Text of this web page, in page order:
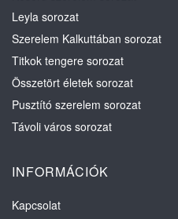
Leyla sorozat
Szerelem Kalkuttában sorozat
Titkok tengere sorozat
Összetört életek sorozat
Pusztító szerelem sorozat
Távoli város sorozat
INFORMÁCIÓK
Kapcsolat